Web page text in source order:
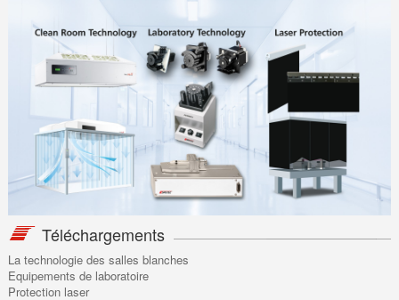
Téléchargements
La technologie des salles blanches
Equipements de laboratoire
Protection laser